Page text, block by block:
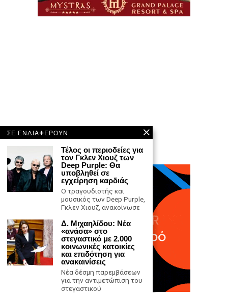
ΣΕ ΕΝΔΙΑΦΕΡΟΥΝ
Τέλος οι περιοδείες για
τον Γκλεν Χιουζ των
Deep Purple: Θα
υποβληθεί σε
εγχείρηση καρδιάς
Ο τραγουδιστής και
μουσικός των Deep Purple,
Γκλεν Χιουζ, ανακοίνωσε
Δ. Μιχαηλίδου: Νέα
«ανάσα» στο
στεγαστικό με 2.000
κοινωνικές κατοικίες
και επιδότηση για
ανακαινίσεις
Νέα δέσμη παρεμβάσεων
για την αντιμετώπιση του
στεγαστικού